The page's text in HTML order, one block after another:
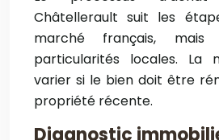
Châtellerault suit les
marché français, mais
particularités locales. La
varier si le bien doit être
propriété récente.
Diagnostic